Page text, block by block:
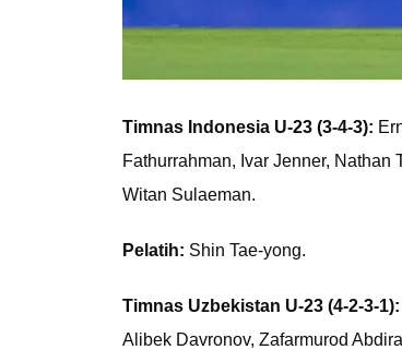
Timnas Indonesia U-23 (3-4-3):
Fathurrahman, Ivar Jenner,
Witan Sulaeman.
Pelatih: Shin Tae-yong.
Timnas Uzbekistan U-23 (4-2-3-1):
Alibek Davronov, Zafarmurod